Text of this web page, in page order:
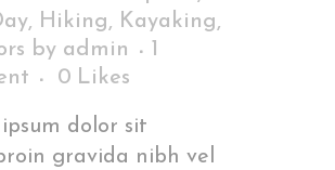
, Hiking, Kayaking,
by admin
1
0 Likes
dolor sit
gravida nibh vel